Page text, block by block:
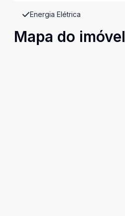
Energia Elétrica
Mapa do imóvel